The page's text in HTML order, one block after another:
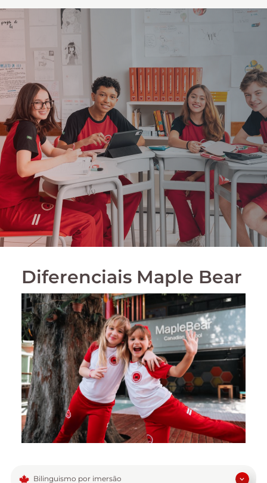
Diferenciais Maple Bear
Bilinguismo por imersão